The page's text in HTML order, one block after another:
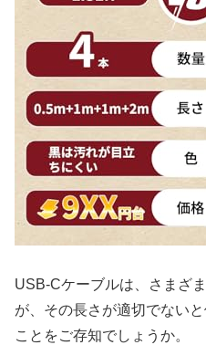
USB-Cケーブルは、さまざ
が、その長さが適切でない
ことをご存知でしょうか。